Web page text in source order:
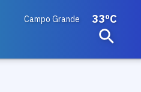
Campo Grande 33ºC